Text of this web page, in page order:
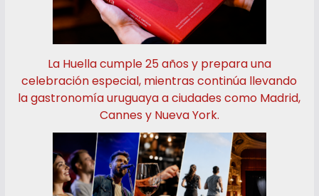
La Huella cumple 25 años y prepara una
celebración especial, mientras continúa llevando
la gastronomía uruguaya a ciudades como Madrid,
Cannes y Nueva York.